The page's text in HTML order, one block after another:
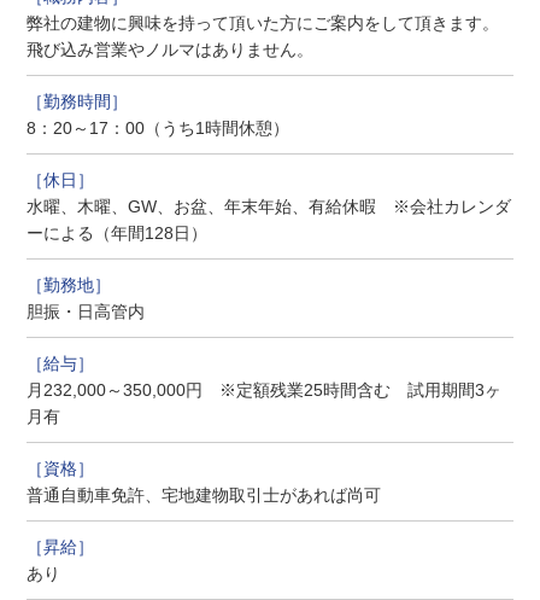
弊社の建物に興味を持って頂いた方にご案内をして頂きます。
飛び込み営業やノルマはありません。
8：20～17：00（うち1時間休憩）
水曜、木曜、GW、お盆、年末年始、有給休暇 ※会社カレンダ
ーによる（年間128日）
胆振・日高管内
月232,000～350,000円 ※定額残業25時間含む 試用期間3ヶ
月有
普通自動車免許、宅地建物取引士があれば尚可
あり